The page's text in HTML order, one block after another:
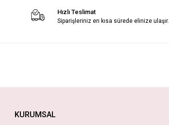
Hızlı Teslimat
Siparişleriniz en kısa sürede elinize ulaşır.
KURUMSAL